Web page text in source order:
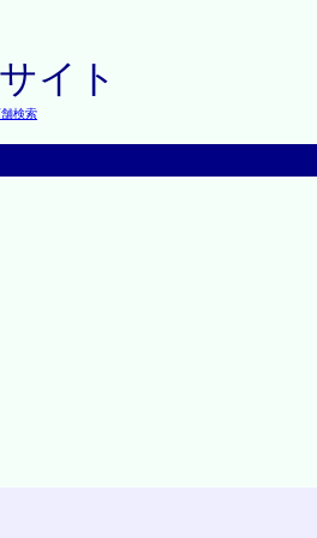
イト
舗検索